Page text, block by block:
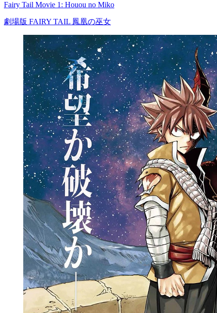
Fairy Tail Movie 1: Houou no Miko
劇場版 FAIRY TAIL 鳳凰の巫女